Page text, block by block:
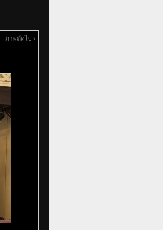
ภาพถัดไป ›